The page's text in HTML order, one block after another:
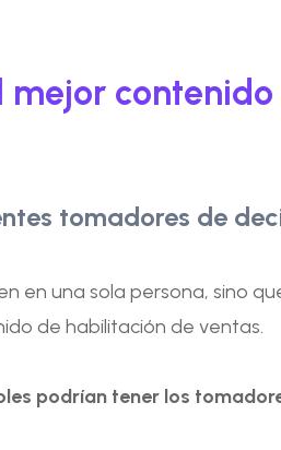
mejor
tomadores de
en una sola persona,
de habilitación de ventas.
podrían tener los